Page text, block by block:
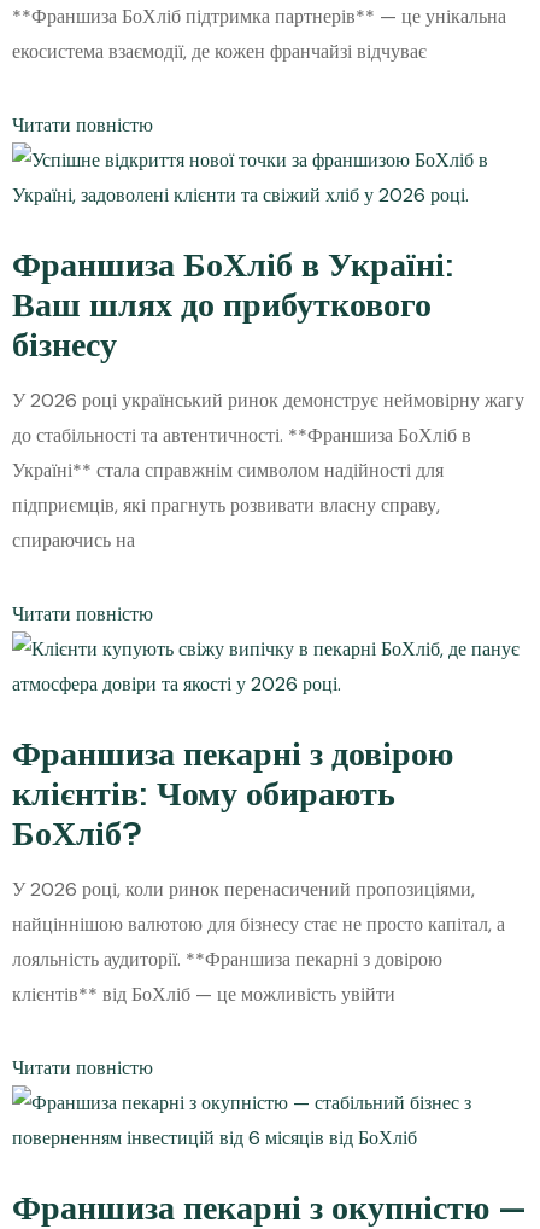
**Франшиза БоХліб підтримка партнерів** — це унікальна
екосистема взаємодії, де кожен франчайзі відчуває
Читати повністю
Франшиза БоХліб в Україні:
Ваш шлях до прибуткового
бізнесу
У 2026 році український ринок демонструє неймовірну жагу
до стабільності та автентичності. **Франшиза БоХліб в
Україні** стала справжнім символом надійності для
підприємців, які прагнуть розвивати власну справу,
спираючись на
Читати повністю
Франшиза пекарні з довірою
клієнтів: Чому обирають
БоХліб?
У 2026 році, коли ринок перенасичений пропозиціями,
найціннішою валютою для бізнесу стає не просто капітал, а
лояльність аудиторії. **Франшиза пекарні з довірою
клієнтів** від БоХліб — це можливість увійти
Читати повністю
Франшиза пекарні з окупністю —